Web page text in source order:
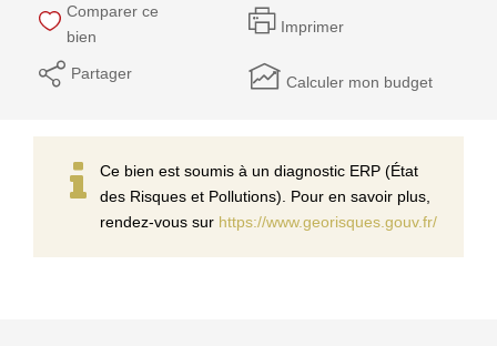
Comparer ce
bien
Imprimer
Partager Calculer mon budget
Ce bien est soumis à un diagnostic ERP (État
des Risques et Pollutions). Pour en savoir plus,
rendez-vous sur https://www.georisques.gouv.fr/